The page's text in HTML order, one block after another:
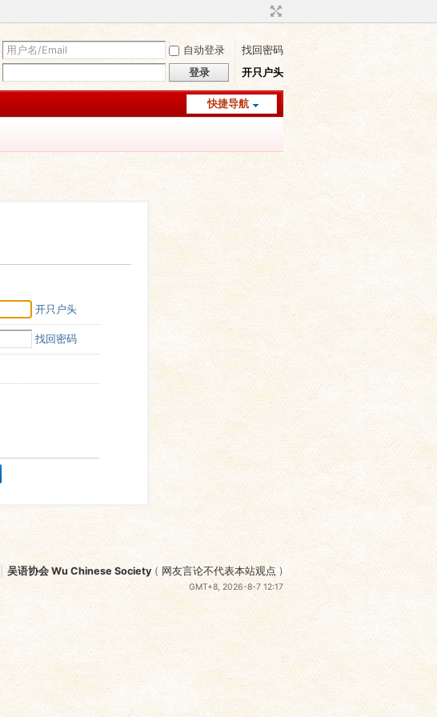
自动登录
找回密码
登录 开只户头
快捷导航
开只户头
找回密码
吴语协会 Wu Chinese Society ( 网友言论不代表本站观点 )
GMT+8, 2026-8-7 12:17